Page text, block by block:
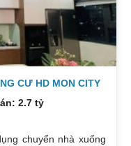
CƯ HD MON CITY
2.7 tỷ
chuyển nhà xuống